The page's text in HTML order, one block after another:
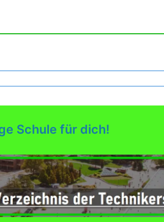
Schule für dich!